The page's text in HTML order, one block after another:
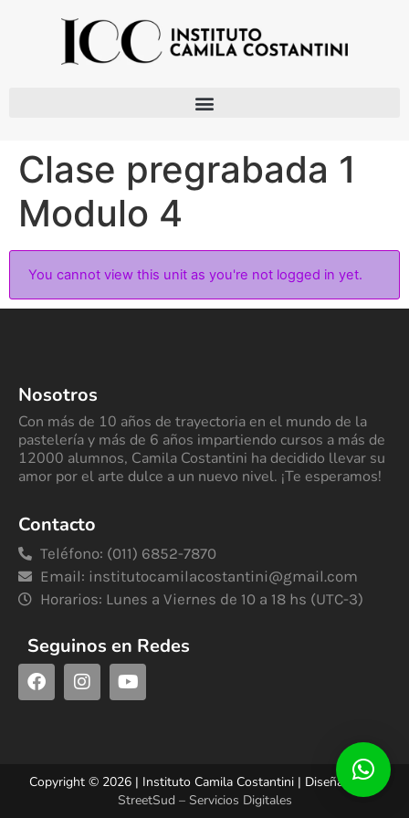
Clase pregrabada 1
Modulo 4
You cannot view this unit as you're not logged in yet.
Nosotros
Con más de 10 años de trayectoria en el mundo de la
pastelería y más de 6 años impartiendo cursos a más de
12000 alumnos, Camila Costantini ha decidido llevar su
amor por el arte dulce a un nuevo nivel. ¡Te esperamos!
Contacto
Teléfono: (011) 6852-7870
Email: institutocamilacostantini@gmail.com
Horarios: Lunes a Viernes de 10 a 18 hs (UTC-3)
Seguinos en Redes
Copyright © 2026 | Instituto Camila Costantini | Diseñado por
StreetSud – Servicios Digitales